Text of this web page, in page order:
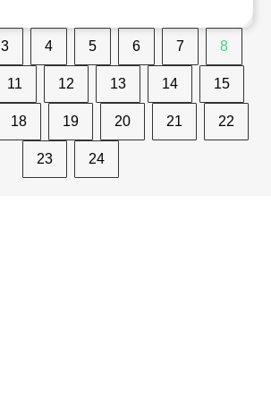
3 4 5 6 7 8
11 12 13 14 15
18 19 20 21 22
23 24